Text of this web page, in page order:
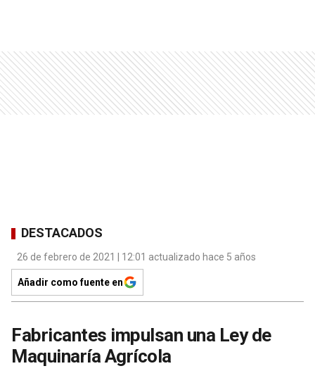
DESTACADOS
26 de febrero de 2021 | 12:01 actualizado hace 5 años
Añadir como fuente en
Fabricantes impulsan una Ley de
Maquinaría Agrícola